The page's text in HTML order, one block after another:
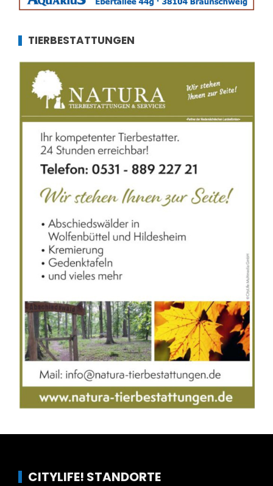
TIERBESTATTUNGEN
CITYLIFE! STANDORTE